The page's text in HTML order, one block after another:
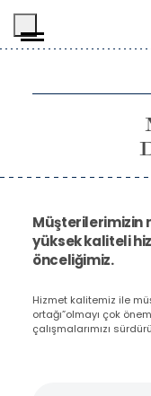
Müşterilerimizin
yüksek kaliteli
önceliğimiz.
Hizmet kalitemiz ile
ortağı”olmayı çok
çalışmalarımızı